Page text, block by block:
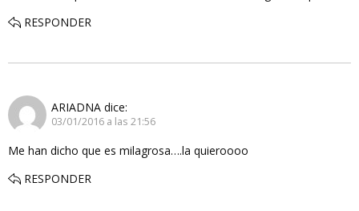
RESPONDER
ARIADNA dice:
03/01/2016 a las 21:56
Me han dicho que es milagrosa….la quieroooo
RESPONDER